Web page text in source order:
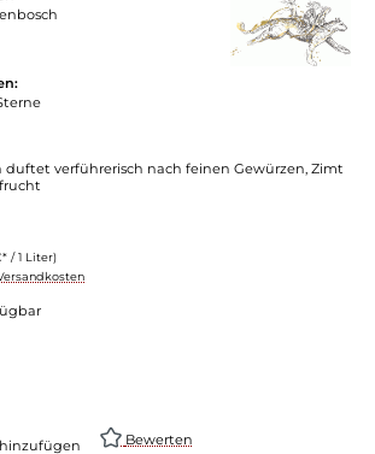
duftet verführerisch nach feinen Gewürzen, Zimt
/ 1 Liter)
Bewerten